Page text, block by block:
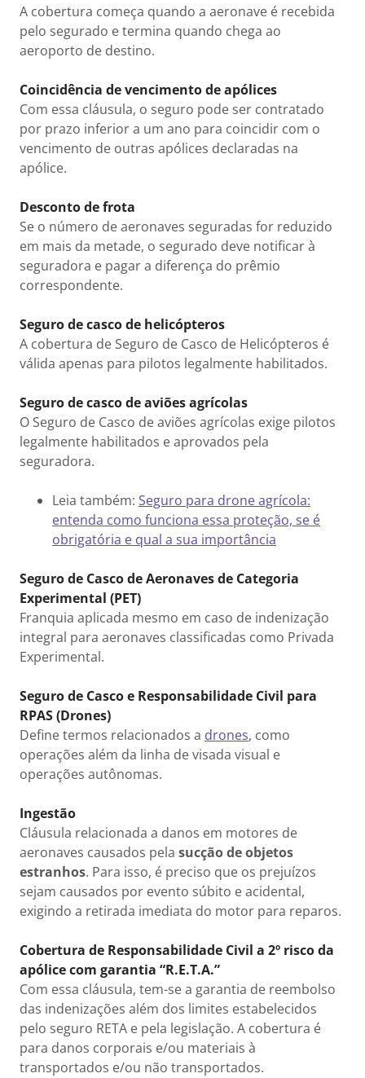
A cobertura começa quando a aeronave é recebida
pelo segurado e termina quando chega ao
aeroporto de destino.
Coincidência de vencimento de apólices
Com essa cláusula, o seguro pode ser contratado
por prazo inferior a um ano para coincidir com o
vencimento de outras apólices declaradas na
apólice.
Desconto de frota
Se o número de aeronaves seguradas for reduzido
em mais da metade, o segurado deve notificar à
seguradora e pagar a diferença do prêmio
correspondente.
Seguro de casco de helicópteros
A cobertura de Seguro de Casco de Helicópteros é
válida apenas para pilotos legalmente habilitados.
Seguro de casco de aviões agrícolas
O Seguro de Casco de aviões agrícolas exige pilotos
legalmente habilitados e aprovados pela
seguradora.
Leia também: Seguro para drone agrícola:
entenda como funciona essa proteção, se é
obrigatória e qual a sua importância
Seguro de Casco de Aeronaves de Categoria
Experimental (PET)
Franquia aplicada mesmo em caso de indenização
integral para aeronaves classificadas como Privada
Experimental.
Seguro de Casco e Responsabilidade Civil para
RPAS (Drones)
Define termos relacionados a drones, como
operações além da linha de visada visual e
operações autônomas.
Ingestão
Cláusula relacionada a danos em motores de
aeronaves causados pela sucção de objetos
estranhos. Para isso, é preciso que os prejuízos
sejam causados por evento súbito e acidental,
exigindo a retirada imediata do motor para reparos.
Cobertura de Responsabilidade Civil a 2º risco da
apólice com garantia “R.E.T.A.”
Com essa cláusula, tem-se a garantia de reembolso
das indenizações além dos limites estabelecidos
pelo seguro RETA e pela legislação. A cobertura é
para danos corporais e/ou materiais à
transportados e/ou não transportados.